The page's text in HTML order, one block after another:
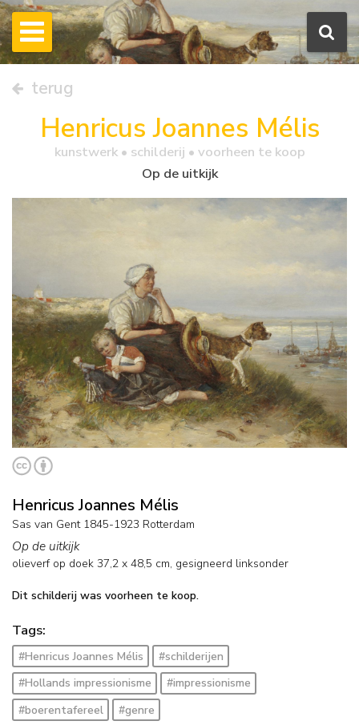
terug
Henricus Joannes Mélis
kunstwerk • schilderij • voorheen te koop
Op de uitkijk
Henricus Joannes Mélis
Sas van Gent 1845-1923 Rotterdam
Op de uitkijk
olieverf op doek 37,2 x 48,5 cm, gesigneerd linksonder
Dit schilderij was voorheen te koop.
Tags:
#Henricus Joannes Mélis
#schilderijen
#Hollands impressionisme
#impressionisme
#boerentafereel
#genre